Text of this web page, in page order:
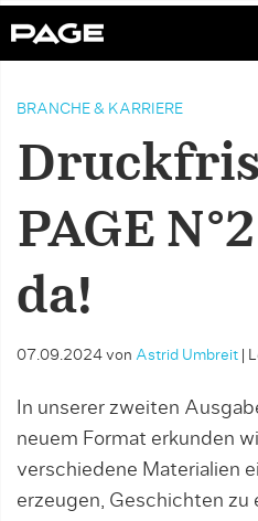
BRANCHE & KARRIERE
PAGE
da!
07.09.2024 von Astrid Umbreit
In unserer zweiten
neuem Format erkunden
verschiedene Materialien
erzeugen, Geschichten zu